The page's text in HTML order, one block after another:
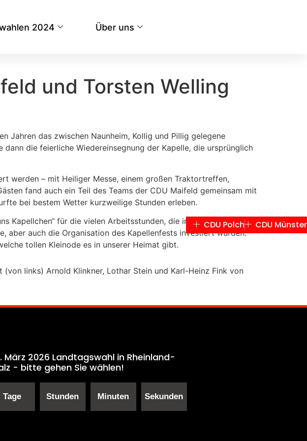
2024 Über uns
und Torsten Welling
Jahren das zwischen Naunheim, Kollig und Pillig gelegene
die feierliche Wiedereinsegnung der Kapelle, die ursprünglich
werden – mit Heiliger Messe, einem großen Traktortreffen,
fand auch ein Teil des Teams der CDU Maifeld gemeinsam mit
bei bestem Wetter kurzweilige Stunden erleben.
Kapellchen“ für die vielen Arbeitsstunden, die in den
aber auch die Organisation des Kapellenfests investiert wurden.
tollen Kleinode es in unserer Heimat gibt.
links) Arnold Klinkner, Lothar Stein und Karl-Heinz Fink von
CDU Polch CDU
März 2026 Landtagswahl in Rheinland-
- bitte gehen Sie wählen!
Tage Stunden Minuten Sekunden